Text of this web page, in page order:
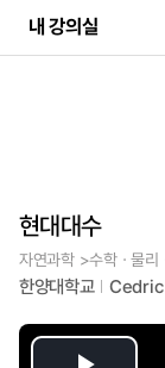
내 강의실
현대대수
자연과학 >수학ㆍ물
한양대학교